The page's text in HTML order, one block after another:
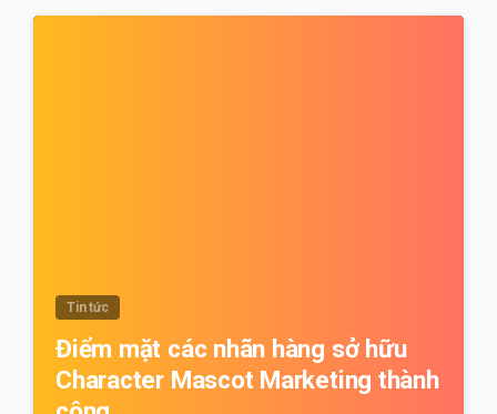
Tin tức
Điểm mặt các nhãn hàng sở hữu
Character Mascot Marketing thành